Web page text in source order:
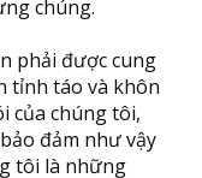
chúng.
phải được cung
tỉnh táo và khôn
của chúng tôi,
đảm như vậy
tôi là những